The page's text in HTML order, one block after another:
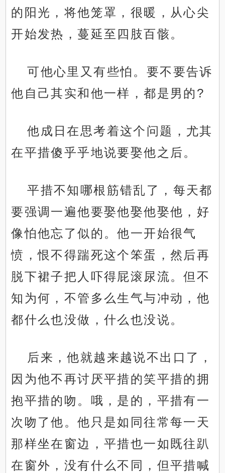
的阳光，将他笼罩，很暖，从心尖
开始发热，蔓延至四肢百骸。
可他心里又有些怕。要不要告诉
他自己其实和他一样，都是男的?
他成日在思考着这个问题，尤其
在平措傻乎乎地说要娶他之后。
平措不知哪根筋错乱了，每天都
要强调一遍他要娶他娶他娶他，好
像怕他忘了似的。他一开始很气
愤，恨不得踹死这个笨蛋，然后再
脱下裙子把人吓得屁滚尿流。但不
知为何，不管多么生气与冲动，他
都什么也没做，什么也没说。
后来，他就越来越说不出口了，
因为他不再讨厌平措的笑平措的拥
抱平措的吻。哦，是的，平措有一
次吻了他。他只是如同往常每一天
那样坐在窗边，平措也一如既往趴
在窗外，没有什么不同，但平措喊